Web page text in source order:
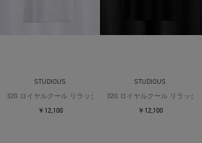
STUDIOUS
32G ロイヤルクール リラックスTシャツ
￥12,100
STUDIOUS
32G ロイヤルクール リラック
￥12,100